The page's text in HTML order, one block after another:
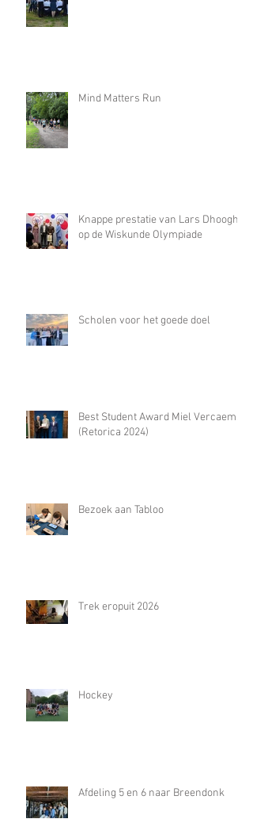
Mind Matters Run
Knappe prestatie van Lars Dhooghe
op de Wiskunde Olympiade
Scholen voor het goede doel
Best Student Award Miel Vercaemst
(Retorica 2024)
Bezoek aan Tabloo
Trek eropuit 2026
Hockey
Afdeling 5 en 6 naar Breendonk